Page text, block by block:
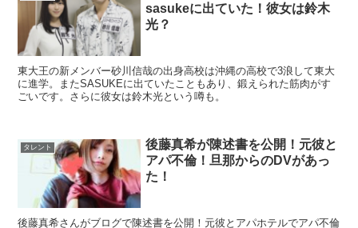
sasukeに出ていた！彼女は鈴木
光？
東大王の新メンバー砂川信哉の出身高校は沖縄の高校で3浪して東大
に進学。またSASUKEに出ていたこともあり、鍛えられた筋肉がす
ごいです。さらに彼女は鈴木光という噂も。
タレント
後藤真希が陳述書を公開！元彼と
アパ不倫！旦那からのDVがあっ
た！
後藤真希さんがブログで陳述書を公開！元彼とアパホテルでアパ不倫